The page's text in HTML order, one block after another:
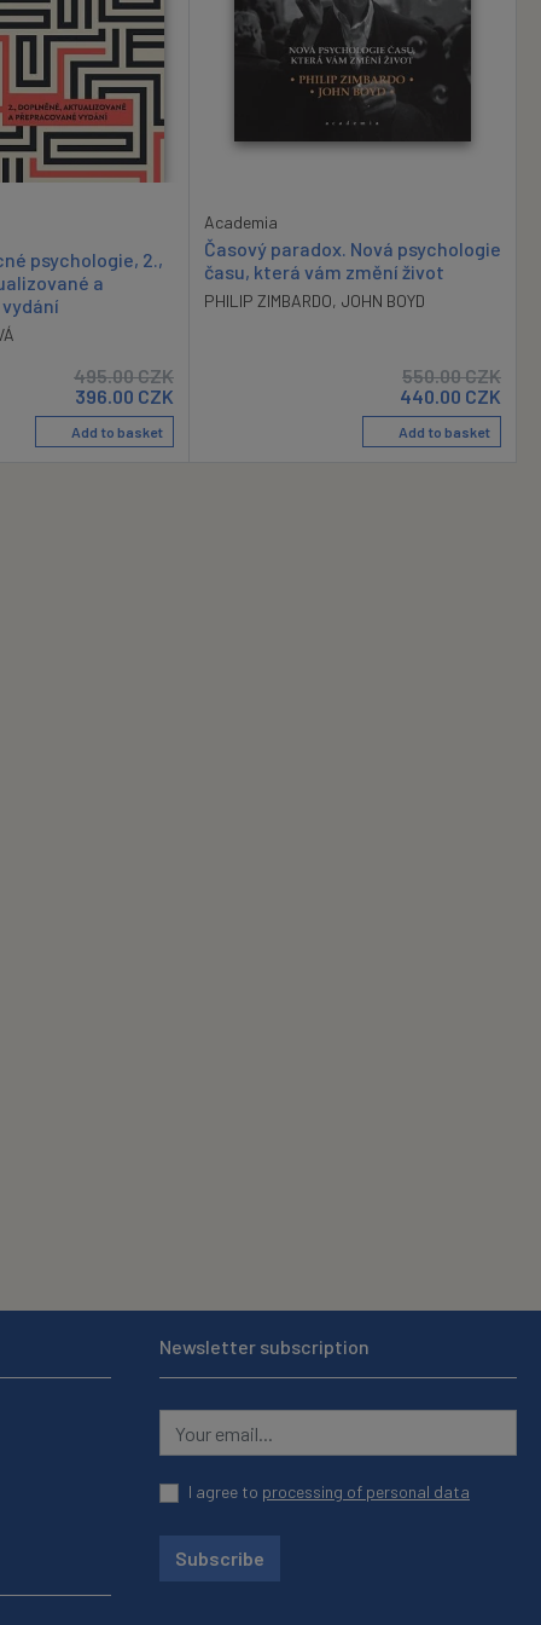
psychologie, 2.,
a
495.00CZK
396.00 CZK
Add to basket
Academia
Časový paradox. Nová psychologie
času, která vám změní život
PHILIP ZIMBARDO, JOHN BOYD
550.00CZK
440.00 CZK
Add to basket
Newsletter subscription
I agree to processing of personal data
Subscribe